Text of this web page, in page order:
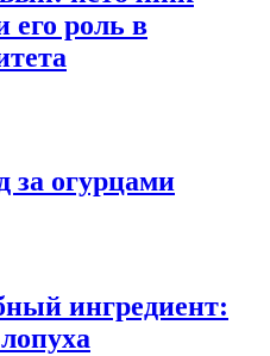
его роль в
за огурцами
ингредиент: